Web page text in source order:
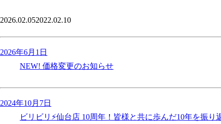
2026.02.052022.02.10
2026年6月1日
NEW! 価格変更のお知らせ
2024年10月7日
ビリビリ⚡️仙台店 10周年！皆様と共に歩んだ10年を振り